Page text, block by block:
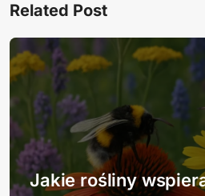
i
g
a
c
j
a
Related Post
Jakie rośliny